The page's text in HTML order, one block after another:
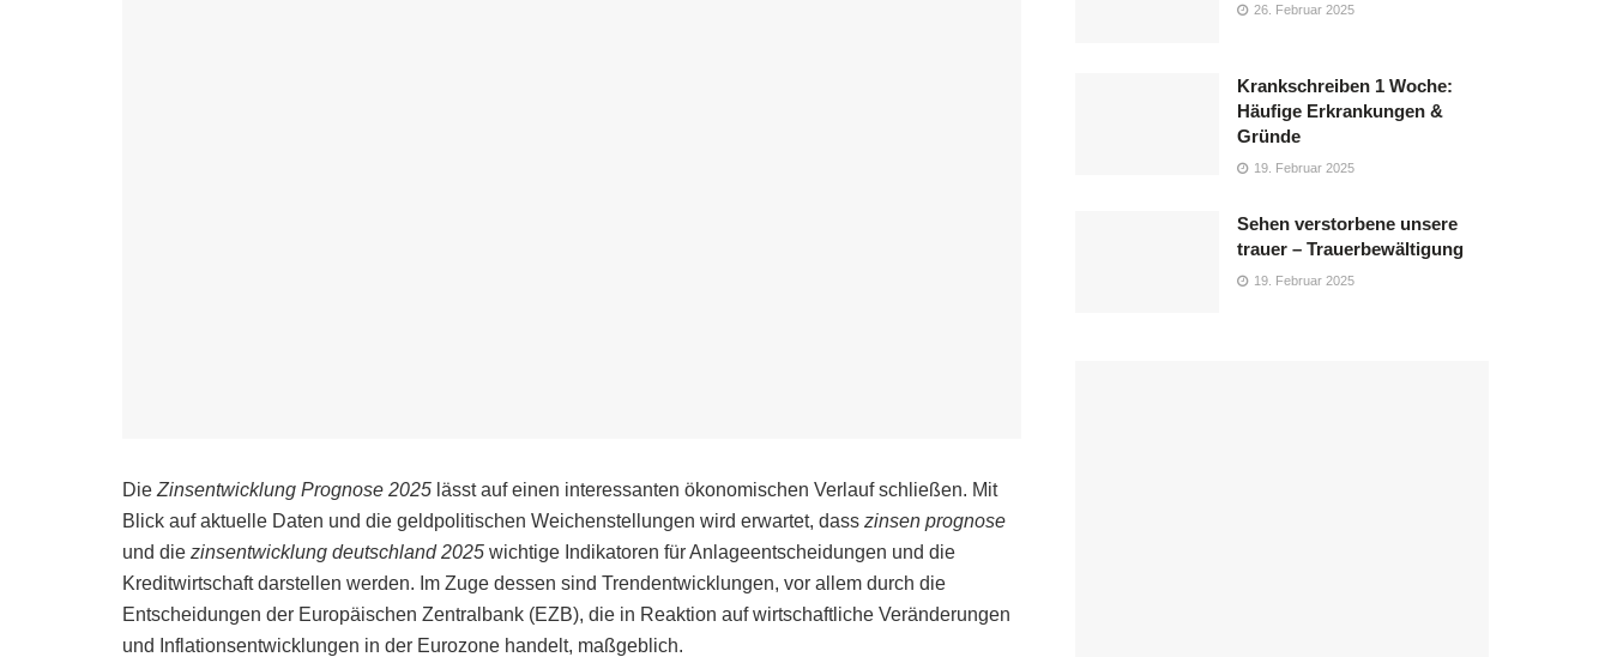
Die Zinsentwicklung Prognose 2025 lässt auf einen interessanten ökonomischen Verlauf schließen. Mit
Blick auf aktuelle Daten und die geldpolitischen Weichenstellungen wird erwartet, dass zinsen prognose
und die zinsentwicklung deutschland 2025 wichtige Indikatoren für Anlageentscheidungen und die
Kreditwirtschaft darstellen werden. Im Zuge dessen sind Trendentwicklungen, vor allem durch die
Entscheidungen der Europäischen Zentralbank (EZB), die in Reaktion auf wirtschaftliche Veränderungen
und Inflationsentwicklungen in der Eurozone handelt, maßgeblich.
26. Februar 2025
Krankschreiben 1 Woche:
Häufige Erkrankungen &
Gründe
19. Februar 2025
Sehen verstorbene unsere
trauer – Trauerbewältigung
19. Februar 2025